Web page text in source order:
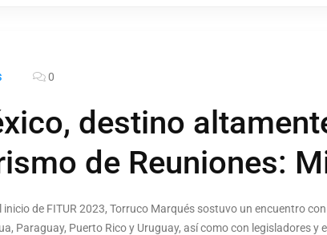
0
destino
de Reuniones:
inicio de FITUR 2023, Torruco Marqués sostuvo un encuentro
Paraguay, Puerto Rico y Uruguay, así como con legisladores y